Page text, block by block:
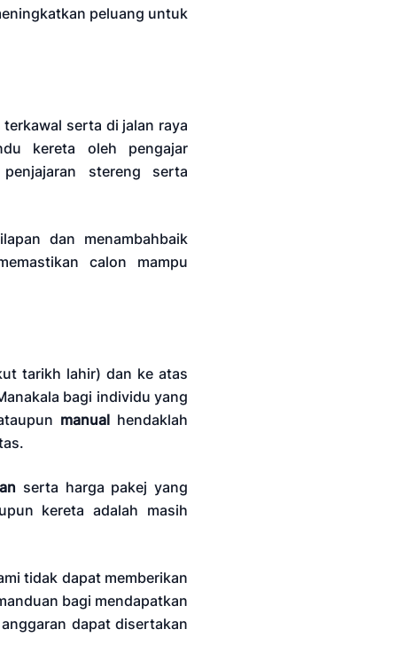
peluang untuk
serta di jalan raya
kereta oleh pengajar
stereng serta
dan menambahbaik
calon mampu
tarikh lahir) dan ke atas
bagi individu yang
manualhendaklah
serta harga pakej yang
kereta adalah masih
tidak dapat memberikan
bagi mendapatkan
dapat disertakan